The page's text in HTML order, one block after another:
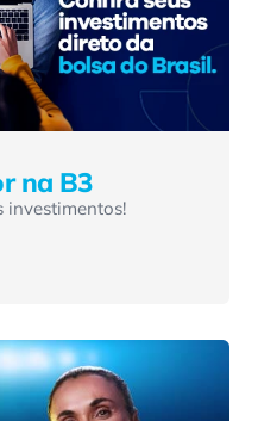
na B3
investimentos!